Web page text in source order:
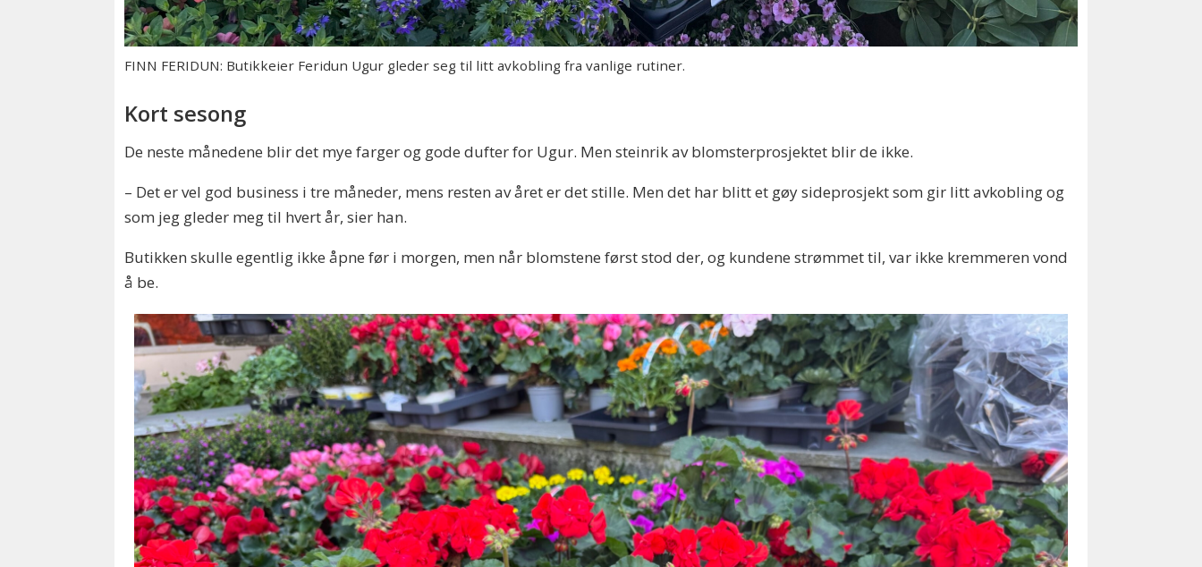
FINN FERIDUN: Butikkeier Feridun Ugur gleder seg til litt avkobling fra vanlige rutiner.
Kort sesong
De neste månedene blir det mye farger og gode dufter for Ugur. Men steinrik av blomsterprosjektet blir de ikke.
– Det er vel god business i tre måneder, mens resten av året er det stille. Men det har blitt et gøy sideprosjekt som gir litt avkobling og
som jeg gleder meg til hvert år, sier han.
Butikken skulle egentlig ikke åpne før i morgen, men når blomstene først stod der, og kundene strømmet til, var ikke kremmeren vond
å be.